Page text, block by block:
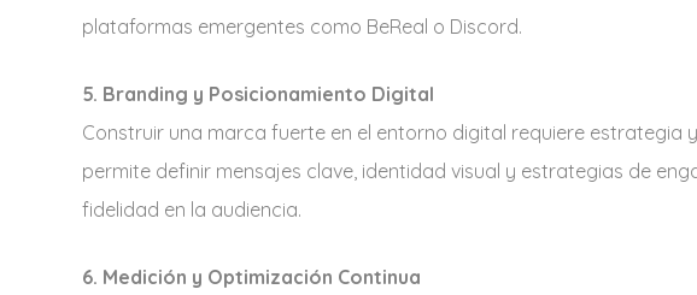
plataformas emergentes como BeReal o Discord.
5. Branding y Posicionamiento Digital
Construir una marca fuerte en el entorno digital requiere estrategia
permite definir mensajes clave, identidad visual y estrategias de
fidelidad en la audiencia.
6. Medición y Optimización Continua